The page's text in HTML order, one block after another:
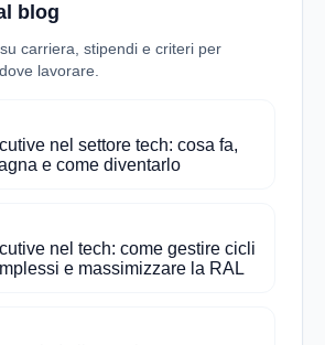
blog
carriera, stipendi e criteri per
lavorare.
nel settore tech: cosa fa,
e come diventarlo
nel tech: come gestire cicli
e massimizzare la RAL